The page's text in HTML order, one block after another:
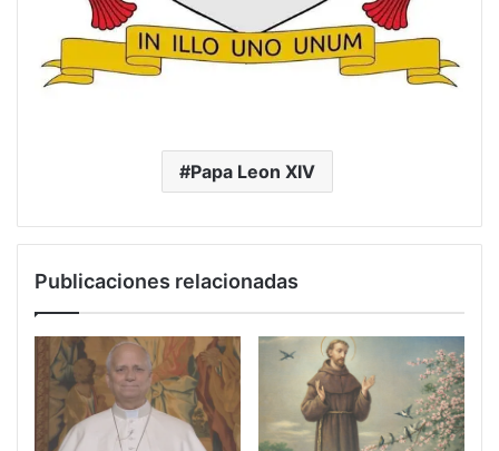
Papa Leon XIV
Publicaciones relacionadas